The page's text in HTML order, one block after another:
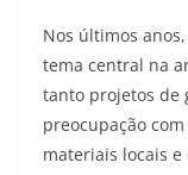
Nos últimos
tema central na
tanto projetos de
preocupação
materiais locais